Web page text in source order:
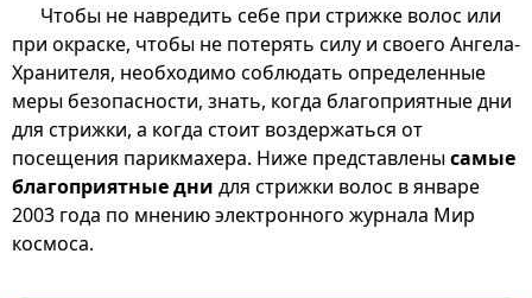
Чтобы не навредить себе при стрижке волос или
при окраске, чтобы не потерять силу и своего Ангела-
Хранителя, необходимо соблюдать определенные
меры безопасности, знать, когда благоприятные дни
для стрижки, а когда стоит воздержаться от
посещения парикмахера. Ниже представленысамые
благоприятные дни для стрижки волос в январе
2003 года по мнению электронного журнала Мир
космоса.